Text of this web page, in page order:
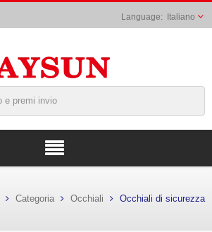
Italiano
Categoria Occhiali Occhiali di sicurezza